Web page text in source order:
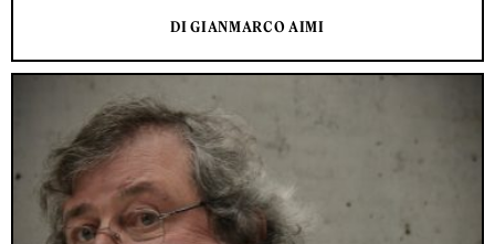
DI GIANMARCO AIMI